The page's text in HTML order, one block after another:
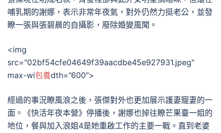
哺乳期的謝娜，表示非常年夜氣，對外仍然力挺老公，並發
瞭一張與張碧晨的自攝影，廢除婚變風聞。
<img
src="02bf54cfe04649f39aacdbe45e927931.jpeg"
max-wi包養dth=”600″>
經過的事況瞭風浪之後，張傑對外也更加展示護妻寵妻的一
面。《快活年夜本營》停播後，謝娜也掉往瞭芒果臺一姐的
地位，餐與加入浪姐4是她重啟工作的主要一戰。直到老婆